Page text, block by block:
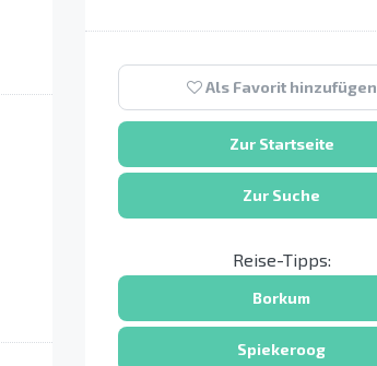
Als Favorit hinzufügen
Zur Startseite
Zur Suche
Reise-Tipps:
Borkum
Spiekeroog